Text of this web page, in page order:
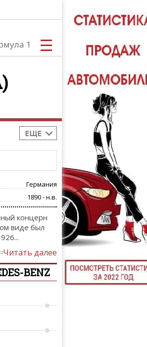
1
ТЮНИНГ
ТЮНИНГ
ЕЩЕ
Германия
1890 - н.в.
концерн
виде был
Читать далее
BENZ